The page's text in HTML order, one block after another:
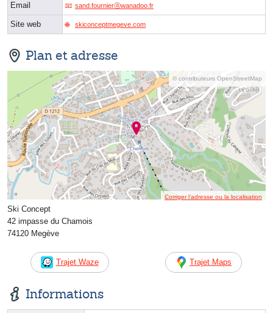
Email sand.fournierⓐwanadoo.fr
Site web skiconceptmegeve.com
Plan et adresse
© contributeurs OpenStreetMap
Corriger l’adresse ou la localisation
Ski Concept
42 impasse du Chamois
74120 Megève
Trajet Waze Trajet Maps
Informations